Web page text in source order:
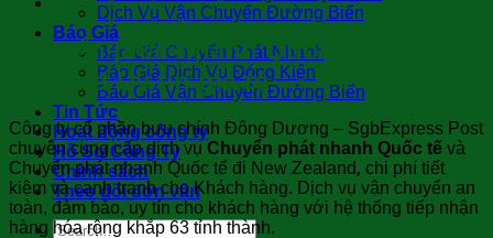
Dịch Vụ Vận Chuyển Đường Biển
Báo Giá
Báo Giá Chuyển Phát Nhanh
Báo Giá Dịch Vụ Đóng Kiện
Báo Giá Vận Chuyển Đường Biển
Tin Tức
Hoạt động công ty
Hồ Sơ Công Ty
Chính sách
Theo dõi đơn vận
Chuyển phát nhanh Quốc tế đi New
Zealand Uy tín giá rẻ
Công ty cổ phần bưu chính Đông Dương – SgbExpress Post
chuyên cung cấp dịch vụ Chuyển phát nhanh Quốc tế và
Chuyển phát nhanh Quốc tế đi New Zealand, chi phí tiết
kiệm và cạnh tranh cho Khách hàng. Dịch vụ vận chuyển an
toàn, đảm bảo, uy tín cho khách hàng với hệ thống tiếp nhận
hàng hóa rộng khắp 63 tỉnh thành.